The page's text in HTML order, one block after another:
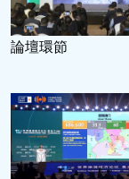
論壇環節